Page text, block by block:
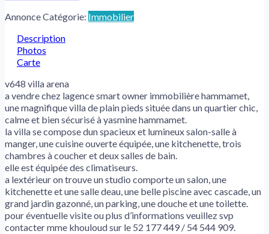
Annonce Catégorie: Immobilier
Description
Photos
Carte
v648 villa arena
a vendre chez lagence smart owner immobilière hammamet,
une magnifique villa de plain pieds située dans un quartier chic,
calme et bien sécurisé à yasmine hammamet.
la villa se compose dun spacieux et lumineux salon-salle à
manger, une cuisine ouverte équipée, une kitchenette, trois
chambres à coucher et deux salles de bain.
elle est équipée des climatiseurs.
a lextérieur on trouve un studio comporte un salon, une
kitchenette et une salle deau, une belle piscine avec cascade, un
grand jardin gazonné, un parking, une douche et une toilette.
pour éventuelle visite ou plus d’informations veuillez svp
contacter mme khouloud sur le 52 177 449 / 54 544 909.